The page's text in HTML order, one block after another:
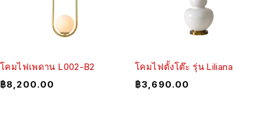
โคมไฟเพดาน L002-B2
฿8,200.00
โคมไฟตั้งโต๊ะ รุ่น Liliana
฿3,690.00